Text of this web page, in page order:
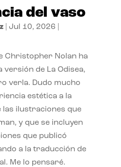
del vaso
| Jul 10, 2026
Christopher Nolan ha
versión de La Odisea,
verla. Dudo mucho
estética a la
las ilustraciones que
y que se incluyen
que publicó
a la traducción de
Me lo pensaré.